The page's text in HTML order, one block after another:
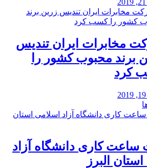
مخابرات ایران تندیس
برند محبوب کشور را
کرد
ساعت کاری دانشگاه آزاد
البرز